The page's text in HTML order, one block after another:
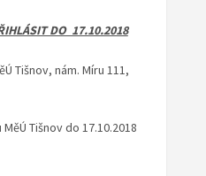
DO 17.10.2018
Tišnov, nám. Míru 111,
Tišnov do 17.10.2018